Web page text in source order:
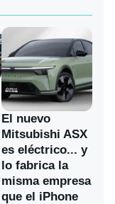
El nuevo
Mitsubishi ASX
es eléctrico... y
lo fabrica la
misma empresa
que el iPhone